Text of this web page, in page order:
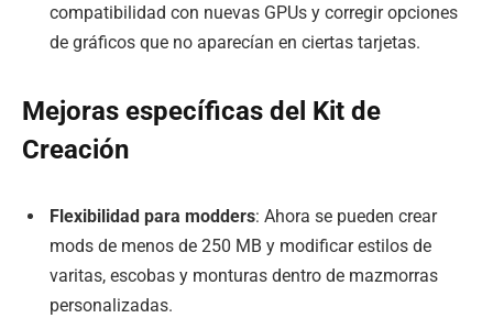
compatibilidad con nuevas GPUs y corregir opciones
de gráficos que no aparecían en ciertas tarjetas.
Mejoras específicas del Kit de
Creación
Flexibilidad para modders: Ahora se pueden crear
mods de menos de 250 MB y modificar estilos de
varitas, escobas y monturas dentro de mazmorras
personalizadas.